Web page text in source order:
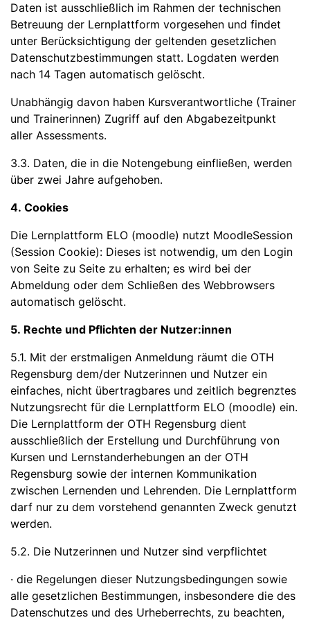
Daten ist ausschließlich im Rahmen der technischen
Betreuung der Lernplattform vorgesehen und findet
unter Berücksichtigung der geltenden gesetzlichen
Datenschutzbestimmungen statt. Logdaten werden
nach 14 Tagen automatisch gelöscht.
Unabhängig davon haben Kursverantwortliche (Trainer
und Trainerinnen) Zugriff auf den Abgabezeitpunkt
aller Assessments.
3.3. Daten, die in die Notengebung einfließen, werden
über zwei Jahre aufgehoben.
4. Cookies
Die Lernplattform ELO (moodle) nutzt MoodleSession
(Session Cookie): Dieses ist notwendig, um den Login
von Seite zu Seite zu erhalten; es wird bei der
Abmeldung oder dem Schließen des Webbrowsers
automatisch gelöscht.
5. Rechte und Pflichten der Nutzer:innen
5.1. Mit der erstmaligen Anmeldung räumt die OTH
Regensburg dem/der Nutzerinnen und Nutzer ein
einfaches, nicht übertragbares und zeitlich begrenztes
Nutzungsrecht für die Lernplattform ELO (moodle) ein.
Die Lernplattform der OTH Regensburg dient
ausschließlich der Erstellung und Durchführung von
Kursen und Lernstanderhebungen an der OTH
Regensburg sowie der internen Kommunikation
zwischen Lernenden und Lehrenden. Die Lernplattform
darf nur zu dem vorstehend genannten Zweck genutzt
werden.
5.2. Die Nutzerinnen und Nutzer sind verpflichtet
· die Regelungen dieser Nutzungsbedingungen sowie
alle gesetzlichen Bestimmungen, insbesondere die des
Datenschutzes und des Urheberrechts, zu beachten,